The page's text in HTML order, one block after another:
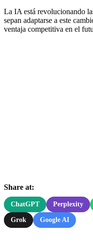
La IA está revolucionando
sepan adaptarse a este
ventaja competitiva en el
Share at:
ChatGPT Perplexity
Grok Google AI